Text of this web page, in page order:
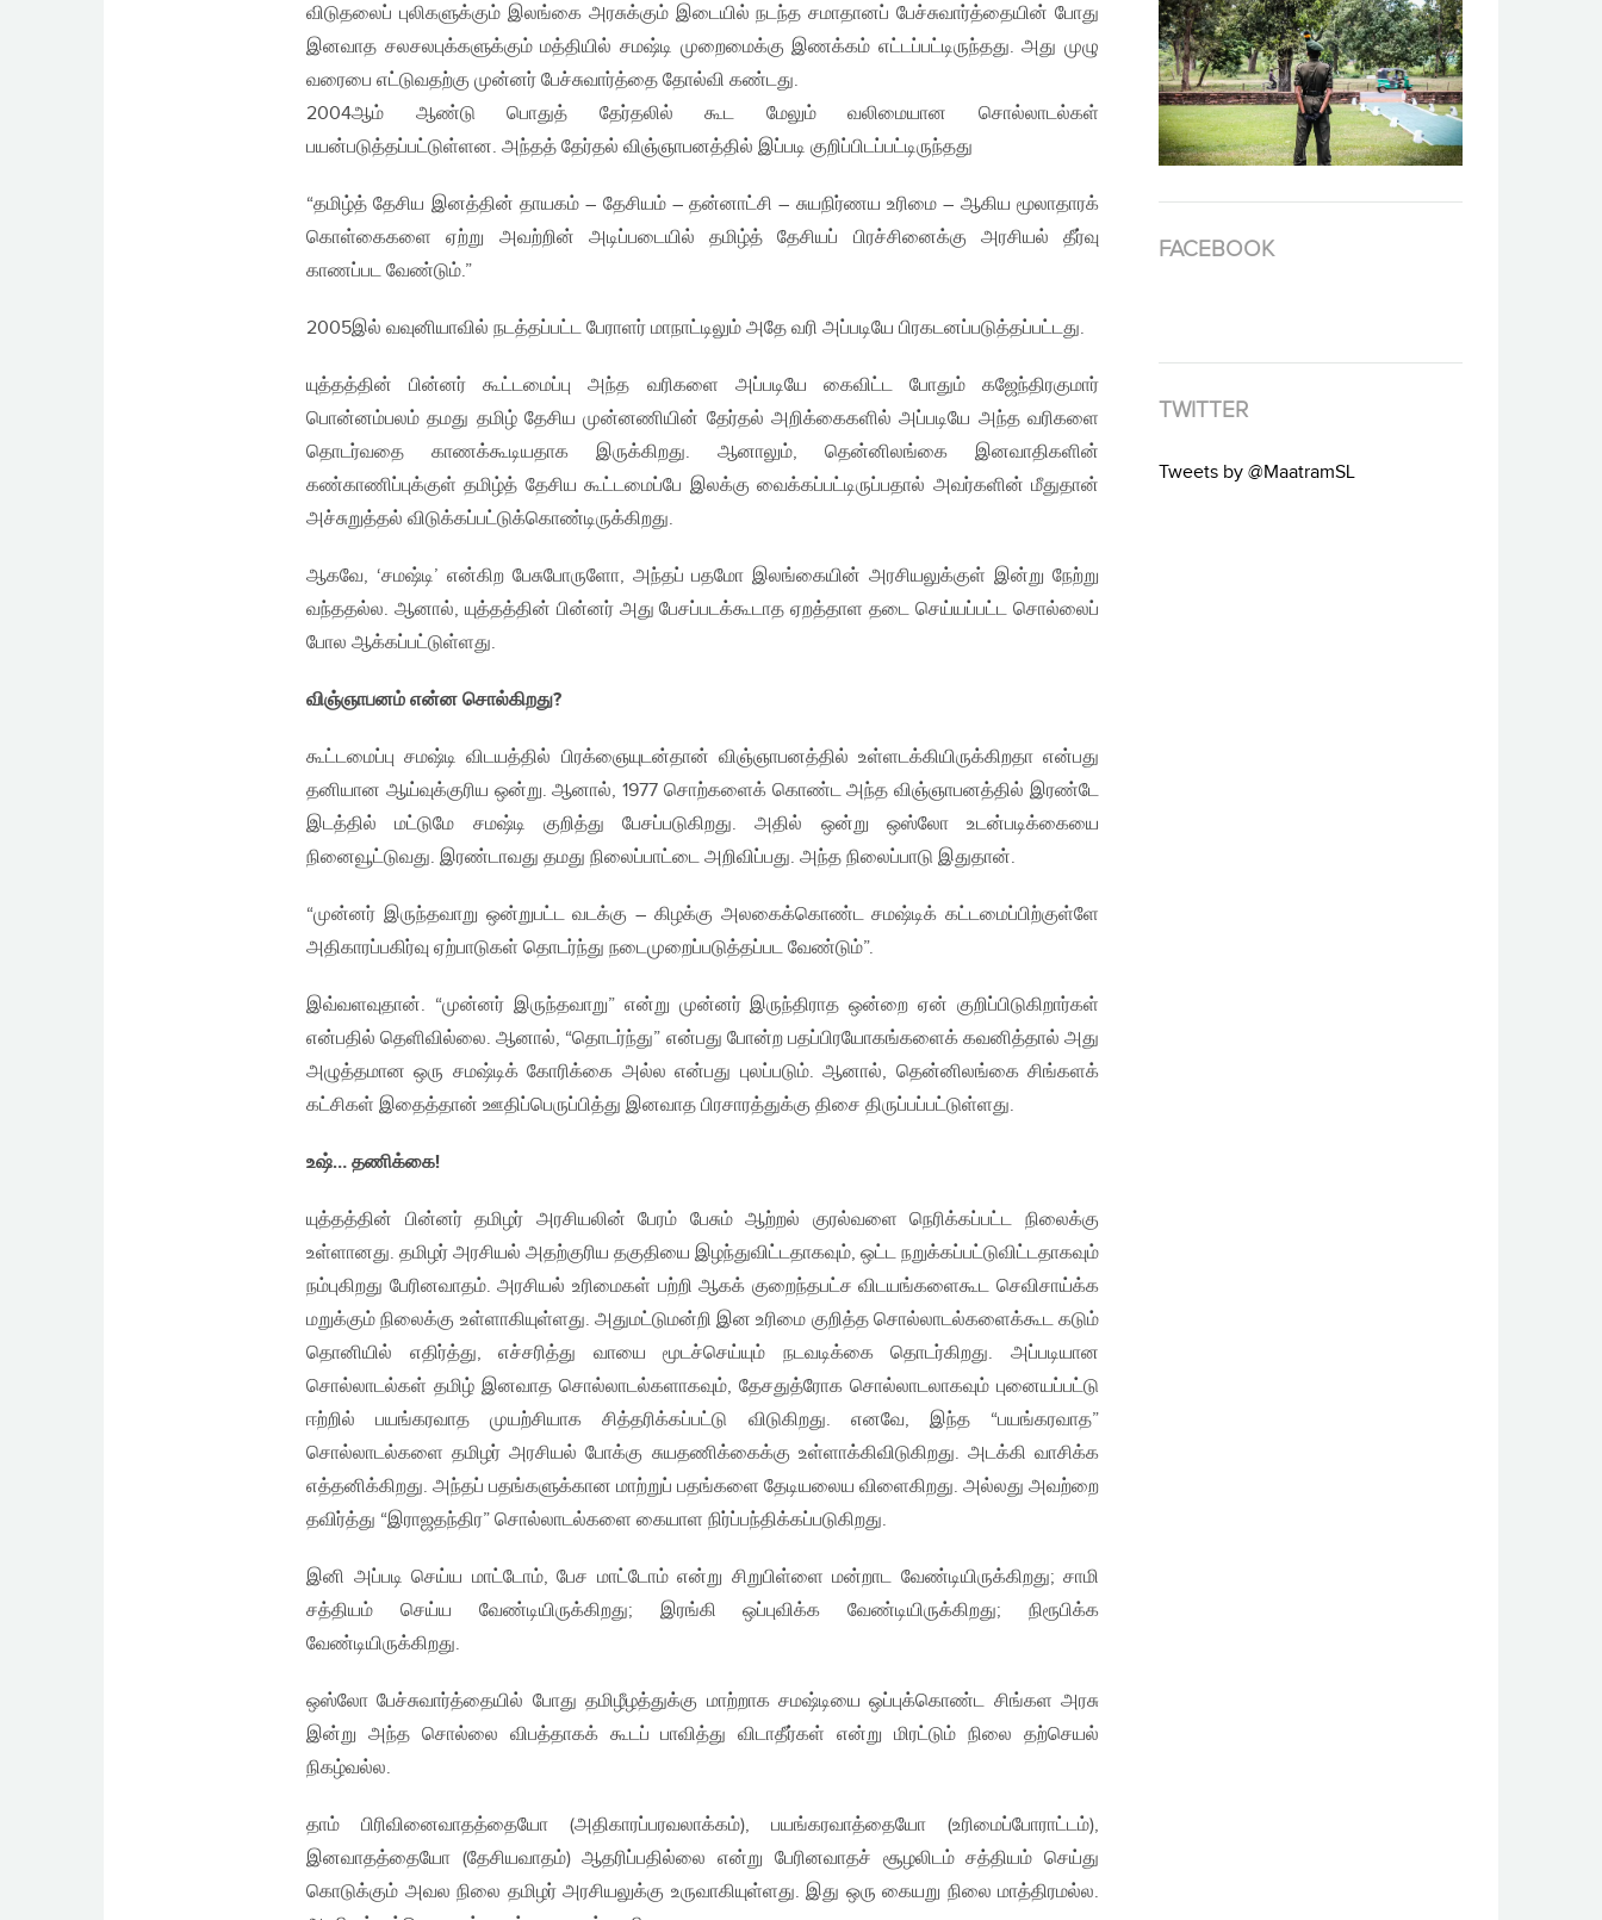
விடுதலைப் புலிகளுக்கும் இலங்கை அரசுக்கும் இடையில் நடந்த சமாதானப் பேச்சுவார்த்தையின் போது
இனவாத சலசலபுக்களுக்கும் மத்தியில் சமஷ்டி முறைமைக்கு இணக்கம் எட்டப்பட்டிருந்தது. அது முழு
வரைபை எட்டுவதற்கு முன்னர் பேச்சுவார்த்தை தோல்வி கண்டது.
2004ஆம் ஆண்டு பொதுத் தேர்தலில் கூட மேலும் வலிமையான சொல்லாடல்கள்
பயன்படுத்தப்பட்டுள்ளன. அந்தத் தேர்தல் விஞ்ஞாபனத்தில் இப்படி குறிப்பிடப்பட்டிருந்தது
“தமிழ்த் தேசிய இனத்தின் தாயகம் – தேசியம் – தன்னாட்சி – சுயநிர்ணய உரிமை – ஆகிய மூலாதாரக்
கொள்கைகளை ஏற்று அவற்றின் அடிப்படையில் தமிழ்த் தேசியப் பிரச்சினைக்கு அரசியல் தீர்வு
காணப்பட வேண்டும்.”
2005இல் வவுனியாவில் நடத்தப்பட்ட பேராளர் மாநாட்டிலும் அதே வரி அப்படியே பிரகடனப்படுத்தப்பட்டது.
யுத்தத்தின் பின்னர் கூட்டமைப்பு அந்த வரிகளை அப்படியே கைவிட்ட போதும் கஜேந்திரகுமார்
பொன்னம்பலம் தமது தமிழ் தேசிய முன்னணியின் தேர்தல் அறிக்கைகளில் அப்படியே அந்த வரிகளை
தொடர்வதை காணக்கூடியதாக இருக்கிறது. ஆனாலும், தென்னிலங்கை இனவாதிகளின்
கண்காணிப்புக்குள் தமிழ்த் தேசிய கூட்டமைப்பே இலக்கு வைக்கப்பட்டிருப்பதால் அவர்களின் மீதுதான்
அச்சுறுத்தல் விடுக்கப்பட்டுக்கொண்டிருக்கிறது.
ஆகவே, ‘சமஷ்டி’ என்கிற பேசுபோருளோ, அந்தப் பதமோ இலங்கையின் அரசியலுக்குள் இன்று நேற்று
வந்ததல்ல. ஆனால், யுத்தத்தின் பின்னர் அது பேசப்படக்கூடாத ஏறத்தாள தடை செய்யப்பட்ட சொல்லைப்
போல ஆக்கப்பட்டுள்ளது.
விஞ்ஞாபனம் என்ன சொல்கிறது?
கூட்டமைப்பு சமஷ்டி விடயத்தில் பிரக்ஞையுடன்தான் விஞ்ஞாபனத்தில் உள்ளடக்கியிருக்கிறதா என்பது
தனியான ஆய்வுக்குரிய ஒன்று. ஆனால், 1977 சொற்களைக் கொண்ட அந்த விஞ்ஞாபனத்தில் இரண்டே
இடத்தில் மட்டுமே சமஷ்டி குறித்து பேசப்படுகிறது. அதில் ஒன்று ஒஸ்லோ உடன்படிக்கையை
நினைவூட்டுவது. இரண்டாவது தமது நிலைப்பாட்டை அறிவிப்பது. அந்த நிலைப்பாடு இதுதான்.
“முன்னர் இருந்தவாறு ஒன்றுபட்ட வடக்கு – கிழக்கு அலகைக்கொண்ட சமஷ்டிக் கட்டமைப்பிற்குள்ளே
அதிகாரப்பகிர்வு ஏற்பாடுகள் தொடர்ந்து நடைமுறைப்படுத்தப்பட வேண்டும்”.
இவ்வளவுதான். “முன்னர் இருந்தவாறு” என்று முன்னர் இருந்திராத ஒன்றை ஏன் குறிப்பிடுகிறார்கள்
என்பதில் தெளிவில்லை. ஆனால், “தொடர்ந்து” என்பது போன்ற பதப்பிரயோகங்களைக் கவனித்தால் அது
அழுத்தமான ஒரு சமஷ்டிக் கோரிக்கை அல்ல என்பது புலப்படும். ஆனால், தென்னிலங்கை சிங்களக்
கட்சிகள் இதைத்தான் ஊதிப்பெருப்பித்து இனவாத பிரசாரத்துக்கு திசை திருப்பப்பட்டுள்ளது.
உஷ்… தணிக்கை!
யுத்தத்தின் பின்னர் தமிழர் அரசியலின் பேரம் பேசும் ஆற்றல் குரல்வளை நெரிக்கப்பட்ட நிலைக்கு
உள்ளானது. தமிழர் அரசியல் அதற்குரிய தகுதியை இழந்துவிட்டதாகவும், ஒட்ட நறுக்கப்பட்டுவிட்டதாகவும்
நம்புகிறது பேரினவாதம். அரசியல் உரிமைகள் பற்றி ஆகக் குறைந்தபட்ச விடயங்களைகூட செவிசாய்க்க
மறுக்கும் நிலைக்கு உள்ளாகியுள்ளது. அதுமட்டுமன்றி இன உரிமை குறித்த சொல்லாடல்களைக்கூட கடும்
தொனியில் எதிர்த்து, எச்சரித்து வாயை மூடச்செய்யும் நடவடிக்கை தொடர்கிறது. அப்படியான
சொல்லாடல்கள் தமிழ் இனவாத சொல்லாடல்களாகவும், தேசதுத்ரோக சொல்லாடலாகவும் புனையப்பட்டு
ஈற்றில் பயங்கரவாத முயற்சியாக சித்தரிக்கப்பட்டு விடுகிறது. எனவே, இந்த “பயங்கரவாத”
சொல்லாடல்களை தமிழர் அரசியல் போக்கு சுயதணிக்கைக்கு உள்ளாக்கிவிடுகிறது. அடக்கி வாசிக்க
எத்தனிக்கிறது. அந்தப் பதங்களுக்கான மாற்றுப் பதங்களை தேடியலைய விளைகிறது. அல்லது அவற்றை
தவிர்த்து “இராஜதந்திர” சொல்லாடல்களை கையாள நிர்ப்பந்திக்கப்படுகிறது.
இனி அப்படி செய்ய மாட்டோம், பேச மாட்டோம் என்று சிறுபிள்ளை மன்றாட வேண்டியிருக்கிறது; சாமி
சத்தியம் செய்ய வேண்டியிருக்கிறது; இரங்கி ஒப்புவிக்க வேண்டியிருக்கிறது; நிரூபிக்க
வேண்டியிருக்கிறது.
ஒஸ்லோ பேச்சுவார்த்தையில் போது தமிழீழத்துக்கு மாற்றாக சமஷ்டியை ஒப்புக்கொண்ட சிங்கள அரசு
இன்று அந்த சொல்லை விபத்தாகக் கூடப் பாவித்து விடாதீர்கள் என்று மிரட்டும் நிலை தற்செயல்
நிகழ்வல்ல.
தாம் பிரிவினைவாதத்தையோ (அதிகாரப்பரவலாக்கம்), பயங்கரவாத்தையோ (உரிமைப்போராட்டம்),
இனவாதத்தையோ (தேசியவாதம்) ஆதரிப்பதில்லை என்று பேரினவாதச் சூழலிடம் சத்தியம் செய்து
கொடுக்கும் அவல நிலை தமிழர் அரசியலுக்கு உருவாகியுள்ளது. இது ஒரு கையறு நிலை மாத்திரமல்ல.
FACEBOOK
TWITTER
Tweets by @MaatramSL